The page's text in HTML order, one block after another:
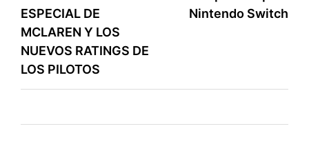
ESPECIAL DE
MCLAREN Y LOS
NUEVOS RATINGS DE
LOS PILOTOS
Nintendo Switch